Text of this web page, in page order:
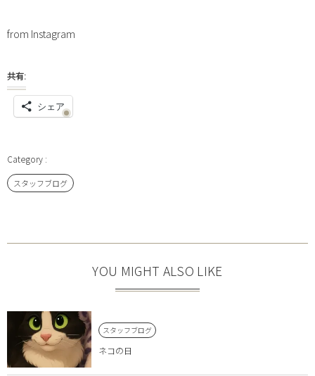
from Instagram
共有:
シェア
スタッフブログ
YOU MIGHT ALSO LIKE
スタッフブログ
ネコの日